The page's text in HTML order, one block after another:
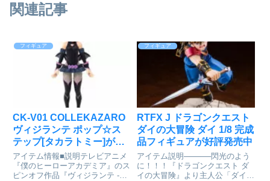
関連記事
フィギュア
CK-V01 COLLEKAZARO
ヴィジランテ ポップ☆ス
テップ[タカラトミー]が予
約受付開始
アイテム情報■説明テレビアニメ
『僕のヒーローアカデミア』のス
ピンオフ作品『ヴィジランテ -僕
フィギュア
RTFX J ドラゴンクエスト
ダイの大冒険 ダイ 1/8 完成
品フィギュアが好評発売中
アイテム説明─────閃光のよう
に！！！『ドラゴンクエスト ダ
イの大冒険』より主人公「ダイ」